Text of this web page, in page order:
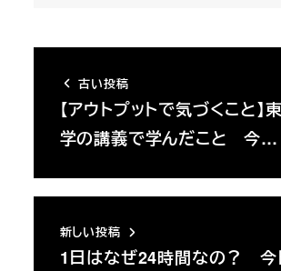
古い投稿
【アウトプットで気づくこと】
学の講義で学んだこと 今…
新しい投稿
1日はなぜ24時間なの？ 今